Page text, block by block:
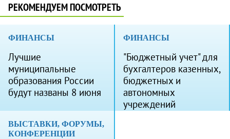
РЕКОМЕНДУЕМ ПОСМОТРЕТЬ
ФИНАНСЫ
Лучшие
муниципальные
образования России
будут названы 8 июня
ФИНАНСЫ
"Бюджетный учет" для
бухгалтеров казенных,
бюджетных и
автономных
учреждений
ВЫСТАВКИ, ФОРУМЫ,
КОНФЕРЕНЦИИ